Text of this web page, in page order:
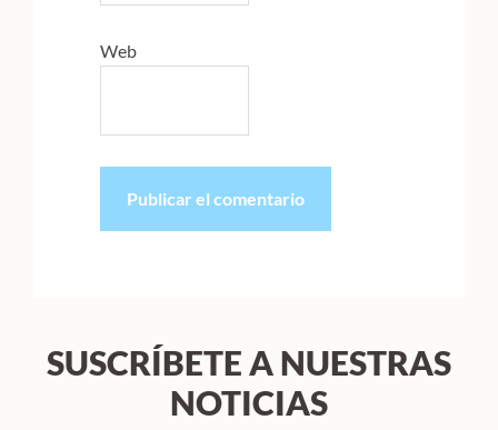
Web
SUSCRÍBETE A NUESTRAS
NOTICIAS